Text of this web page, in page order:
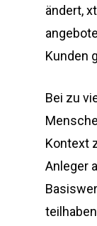
ändert,
Kunden
Bei zu
Kontext
Anleger